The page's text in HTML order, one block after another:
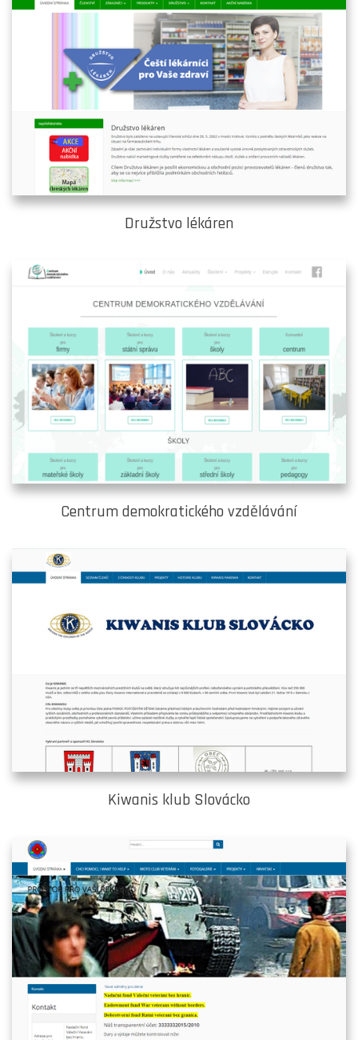
Družstvo lékáren
Centrum demokratického vzdělávání
Kiwanis klub Slovácko